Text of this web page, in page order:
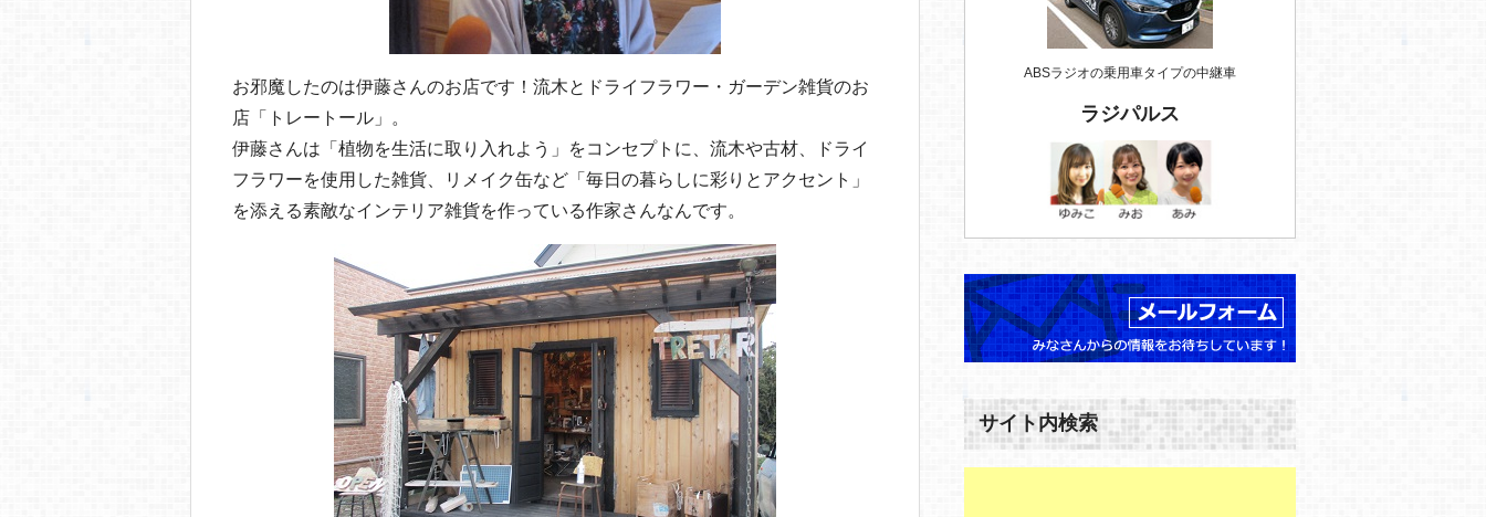
お邪魔したのは伊藤さんのお店です！流木とドライフラワー・ガーデン雑貨のお
店「トレートール」。
伊藤さんは「植物を生活に取り入れよう」をコンセプトに、流木や古材、ドライ
フラワーを使用した雑貨、リメイク缶など「毎日の暮らしに彩りとアクセント」
を添える素敵なインテリア雑貨を作っている作家さんなんです。
ABSラジオの乗用車タイプの中継車
ラジパルス
サイト内検索